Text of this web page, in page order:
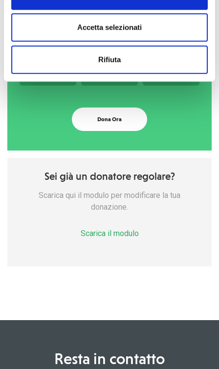
Accetta selezionati
Rifiuta
Sostieni il nostro FONDO
EMERGENZA: abbiamo bisogno
di TE!
25€ 50€ 100€
Dona Ora
Sei già un donatore regolare?
Scarica qui il modulo per modificare la tua
donazione.
Scarica il modulo
Resta in contatto